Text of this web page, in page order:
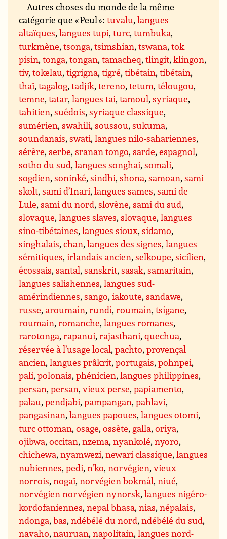
Autres choses du monde de la même
catégorie que « Peul » :tuvalu,langues
altaïques,langues tupi,turc,tumbuka,
turkmène,tsonga,tsimshian,tswana,tok
pisin,tonga,tongan,tamacheq,tlingit,klingon,
tiv,tokelau,tigrigna,tigré,tibétain,tibétain,
thaï,tagalog,tadjik,tereno,tetum,télougou,
temne,tatar,langues tai,tamoul,syriaque,
tahitien,suédois,syriaque classique,
sumérien,swahili,soussou,sukuma,
soundanais,swati,langues nilo-sahariennes,
sérère,serbe,sranan tongo,sarde,espagnol,
sotho du sud,langues songhai,somali,
sogdien,soninké,sindhi,shona,samoan,sami
skolt,sami d’Inari,langues sames,sami de
Lule,sami du nord,slovène,sami du sud,
slovaque,langues slaves,slovaque,langues
sino-tibétaines,langues sioux,sidamo,
singhalais,chan,langues des signes,langues
sémitiques,irlandais ancien,selkoupe,sicilien,
écossais,santal,sanskrit,sasak,samaritain,
langues salishennes,langues sud-
amérindiennes,sango,iakoute,sandawe,
russe,aroumain,rundi,roumain,tsigane,
roumain,romanche,langues romanes,
rarotonga,rapanui,rajasthani,quechua,
réservée à l’usage local,pachto,provençal
ancien,langues prâkrit,portugais,pohnpei,
pali,polonais,phénicien,langues philippines,
persan,persan,vieux perse,papiamento,
palau,pendjabi,pampangan,pahlavi,
pangasinan,langues papoues,langues otomi,
turc ottoman,osage,ossète, galla,oriya,
ojibwa,occitan,nzema,nyankolé,nyoro,
chichewa,nyamwezi,newari classique,langues
nubiennes,pedi,n’ko,norvégien,vieux
norrois,nogaï,norvégien bokmål,niué,
norvégien norvégien nynorsk,langues nigéro-
kordofaniennes,nepal bhasa,nias,népalais,
ndonga,bas,ndébélé du nord,ndébélé du sud,
navaho,nauruan,napolitain,langues nord-